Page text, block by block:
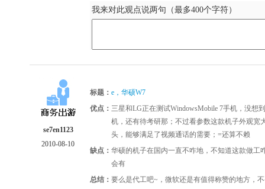
我来对此观点说两句（最多400个字符）
se7en1123
2010-08-10
标题： e，华硕W7
优点： 三星和LG正在测试WindowsMobile 7手机，没
机，还有待考研那；不过看参数这款机子外观
头，能够满足了视频通话的需要；=还算不赖
缺点： 华硕的机子在国内一直不咋地，不知道这款做
会有
总结： 要么是代工吧~，微软还是有值得称赞的地方，